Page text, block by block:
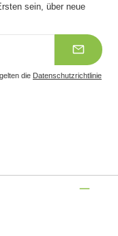
sein, über neue
die Datenschutzrichtlinie